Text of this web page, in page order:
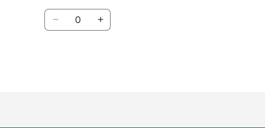
Kiekis
PamažintiPadidinti